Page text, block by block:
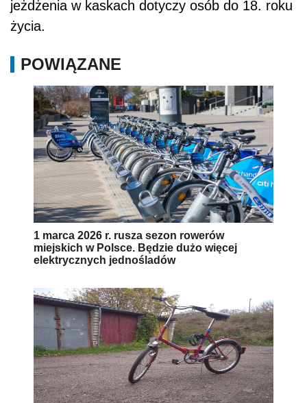
jeżdżenia w kaskach dotyczy osób do 18. roku
życia.
POWIĄZANE
1 marca 2026 r. rusza sezon rowerów
miejskich w Polsce. Będzie dużo więcej
elektrycznych jednośladów